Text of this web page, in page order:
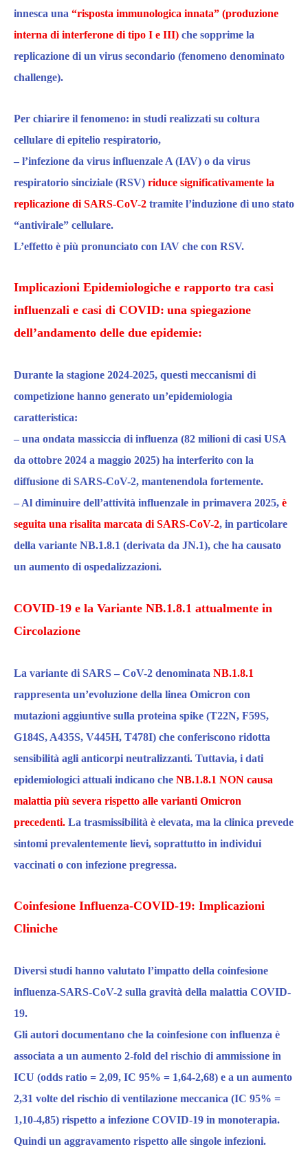
innesca una “risposta immunologica innata” (produzione
interna di interferone di tipo I e III) che sopprime la
replicazione di un virus secondario (fenomeno denominato
challenge).
Per chiarire il fenomeno: in studi realizzati su coltura
cellulare di epitelio respiratorio,
– l’infezione da virus influenzale A (IAV) o da virus
respiratorio sinciziale (RSV) riduce significativamente la
replicazione di SARS-CoV-2 tramite l’induzione di uno stato
“antivirale” cellulare.
L’effetto è più pronunciato con IAV che con RSV.​
Implicazioni Epidemiologiche e rapporto tra casi
influenzali e casi di COVID: una spiegazione
dell’andamento delle due epidemie:
Durante la stagione 2024-2025, questi meccanismi di
competizione hanno generato un’epidemiologia
caratteristica:
– una ondata massiccia di influenza (82 milioni di casi USA
da ottobre 2024 a maggio 2025) ha interferito con la
diffusione di SARS-CoV-2, mantenendola fortemente.
– Al diminuire dell’attività influenzale in primavera 2025, è
seguita una risalita marcata di SARS-CoV-2, in particolare
della variante NB.1.8.1 (derivata da JN.1), che ha causato
un aumento di ospedalizzazioni.​
COVID-19 e la Variante NB.1.8.1 attualmente in
Circolazione
La variante di SARS – CoV-2 denominata NB.1.8.1
rappresenta un’evoluzione della linea Omicron con
mutazioni aggiuntive sulla proteina spike (T22N, F59S,
G184S, A435S, V445H, T478I) che conferiscono ridotta
sensibilità agli anticorpi neutralizzanti. Tuttavia, i dati
epidemiologici attuali indicano che NB.1.8.1 NON causa
malattia più severa rispetto alle varianti Omicron
precedenti. La trasmissibilità è elevata, ma la clinica prevede
sintomi prevalentemente lievi, soprattutto in individui
vaccinati o con infezione pregressa.​
Coinfesione Influenza-COVID-19: Implicazioni
Cliniche
Diversi studi hanno valutato l’impatto della coinfesione
influenza-SARS-CoV-2 sulla gravità della malattia COVID-
19.
Gli autori documentano che la coinfesione con influenza è
associata a un aumento 2-fold del rischio di ammissione in
ICU (odds ratio = 2,09, IC 95% = 1,64-2,68) e a un aumento
2,31 volte del rischio di ventilazione meccanica (IC 95% =
1,10-4,85) rispetto a infezione COVID-19 in monoterapia.
Quindi un aggravamento rispetto alle singole infezioni.